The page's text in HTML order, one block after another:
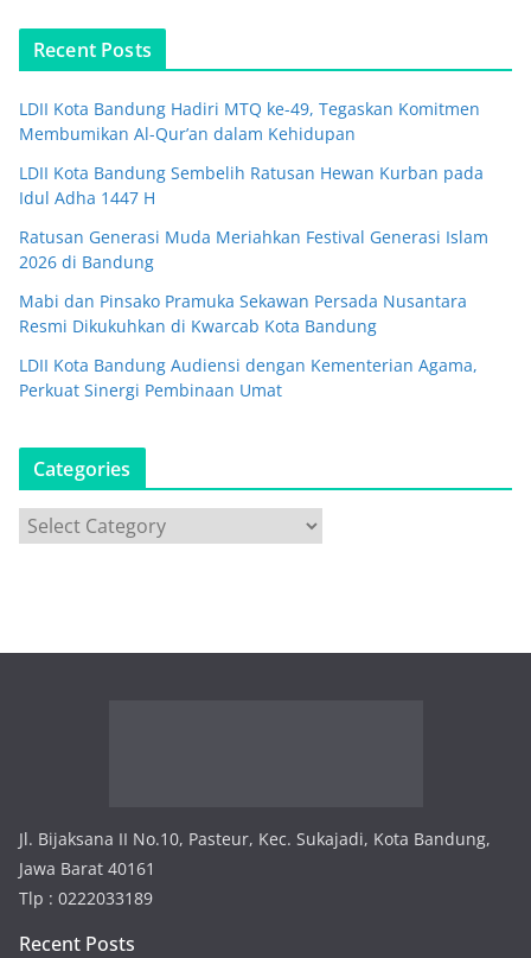
Recent Posts
LDII Kota Bandung Hadiri MTQ ke-49, Tegaskan Komitmen
Membumikan Al-Qur’an dalam Kehidupan
LDII Kota Bandung Sembelih Ratusan Hewan Kurban pada
Idul Adha 1447 H
Ratusan Generasi Muda Meriahkan Festival Generasi Islam
2026 di Bandung
Mabi dan Pinsako Pramuka Sekawan Persada Nusantara
Resmi Dikukuhkan di Kwarcab Kota Bandung
LDII Kota Bandung Audiensi dengan Kementerian Agama,
Perkuat Sinergi Pembinaan Umat
Categories
a
Jl. Bijaksana II No.10, Pasteur, Kec. Sukajadi, Kota Bandung,
Jawa Barat 40161
Tlp : 0222033189
Recent Posts